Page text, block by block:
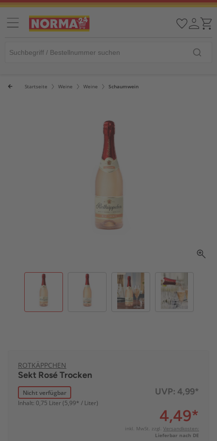
Startseite Weine Weine Schaumwein
ROTKÄPPCHEN
Sekt Rosé Trocken
Nicht verfügbar
Inhalt: 0,75 Liter (5,99* / Liter)
UVP: 4,99*
4,49*
inkl. MwSt. zzgl. Versandkosten:
Lieferbar nach DE